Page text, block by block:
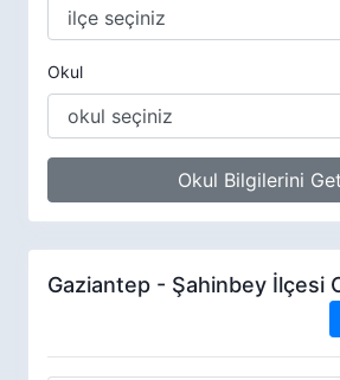
Okul
Okul Bilgilerini
Gaziantep - Şahinbey İlçesi